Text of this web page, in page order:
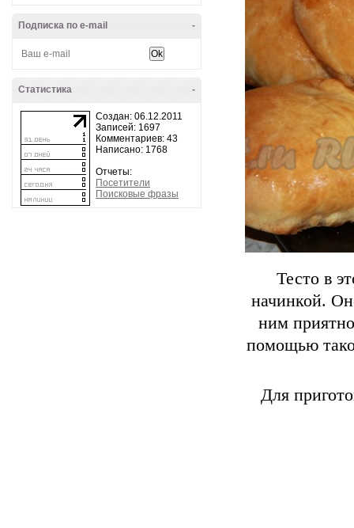
-
Подписка по e-mail
-
Статистика
Создан: 06.12.2011
Записей: 1697
Комментариев: 43
Написано: 1768
Отчеты:
Посетители
Поисковые фразы
Тесто в
начинкой.
ним
помощью
Для